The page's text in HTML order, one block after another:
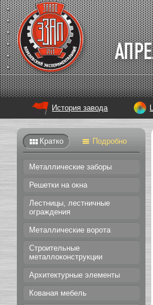
История завода
Кратко Подробно
Металлические заборы
Решетки на окна
Лестницы, лестничные
ограждения
Металлические ворота
Строительные
металлоконструкции
Архитектурные элементы
Кованая мебель